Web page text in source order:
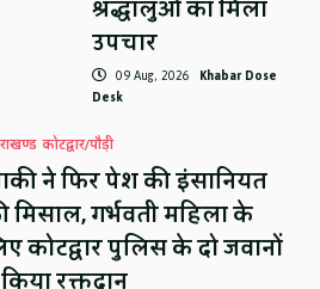
श्रद्धालुओं का मिला
उपचार
09 Aug, 2026 Khabar Dose
Desk
कोटद्वार/पौड़ी
ने फिर पेश की इंसानियत
मिसाल, गर्भवती महिला के
कोटद्वार पुलिस के दो जवानों